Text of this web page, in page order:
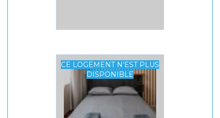
CE LOGEMENT N'EST PLUS
DISPONIBLE